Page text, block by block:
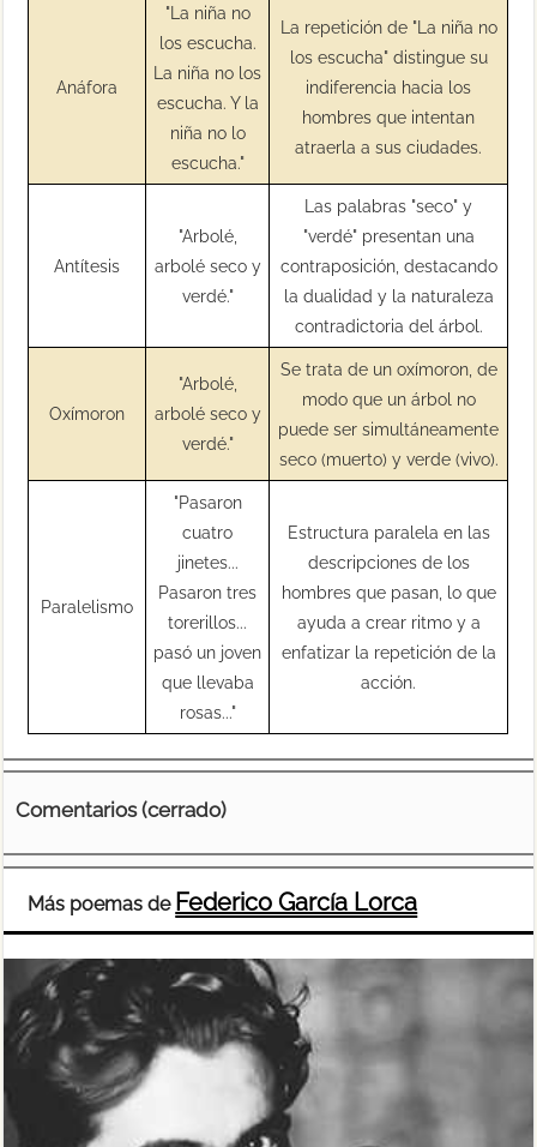
Anáfora
"La niña no
los escucha.
La niña no los
escucha. Y la
niña no lo
escucha."
La repetición de "La niña no
los escucha" distingue su
indiferencia hacia los
hombres que intentan
atraerla a sus ciudades.
Antítesis
"Arbolé,
arbolé seco y
verdé."
Las palabras "seco" y
"verdé" presentan una
contraposición, destacando
la dualidad y la naturaleza
contradictoria del árbol.
Oxímoron
"Arbolé,
arbolé seco y
verdé."
Se trata de un oxímoron, de
modo que un árbol no
puede ser simultáneamente
seco (muerto) y verde (vivo).
Paralelismo
"Pasaron
cuatro
jinetes...
Pasaron tres
torerillos...
pasó un joven
que llevaba
rosas..."
Estructura paralela en las
descripciones de los
hombres que pasan, lo que
ayuda a crear ritmo y a
enfatizar la repetición de la
acción.
Comentarios (cerrado)
Más poemas de Federico García Lorca